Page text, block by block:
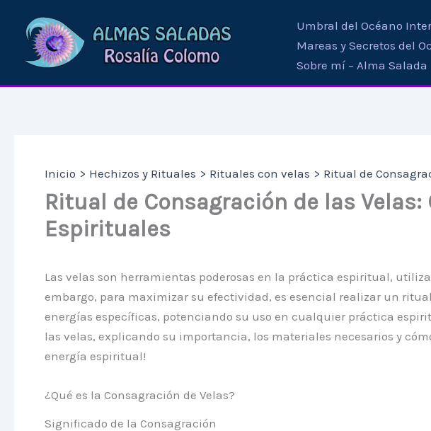
contenido
Umbral del Océano
Mareas y Secretos del
Sobre mí – Alma Salada
Inicio Hechizos y Rituales Rituales con velas Ritual de
Ritual de Consagración de las
Espirituales
Las velas son herramientas poderosas en la práctica espiritual,
embargo, para maximizar su efectividad, es esencial realizar un
energías específicas, potenciando su uso en cualquier práctica
las velas, explicando su importancia, los materiales necesarios y
energía espiritual!
¿Qué es la Consagración de Velas?
Significado de la Consagración